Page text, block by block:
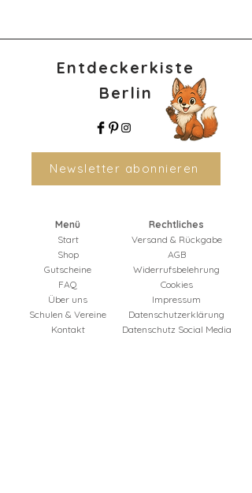
Entdeckerkiste
Berlin
Newsletter abonnieren
Menü
Start
Shop
Gutscheine
FAQ
Über uns
Schulen & Vereine
Kontakt
Rechtliches
Versand & Rückgabe
AGB
Widerrufsbelehrung
Cookies
Impressum
Datenschutzerklärung
Datenschutz Social Media